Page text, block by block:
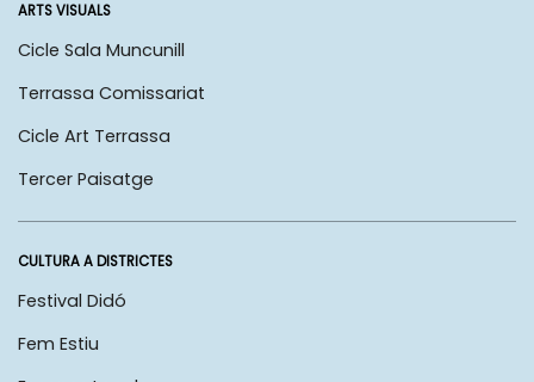
ARTS VISUALS
Cicle Sala Muncunill
Terrassa Comissariat
Cicle Art Terrassa
Tercer Paisatge
CULTURA A DISTRICTES
Festival Didó
Fem Estiu